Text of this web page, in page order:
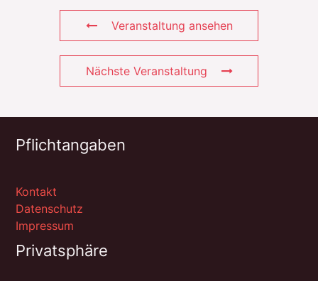
Veranstaltung ansehen
Nächste Veranstaltung
Pflichtangaben
Kontakt
Datenschutz
Impressum
Privatsphäre